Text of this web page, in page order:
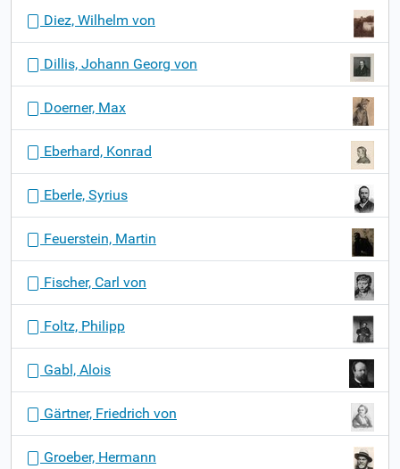
Diez, Wilhelm von
Dillis, Johann Georg von
Doerner, Max
Eberhard, Konrad
Eberle, Syrius
Feuerstein, Martin
Fischer, Carl von
Foltz, Philipp
Gabl, Alois
Gärtner, Friedrich von
Groeber, Hermann